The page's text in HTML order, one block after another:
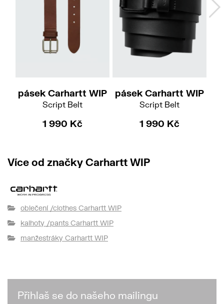
pásek Carhartt WIP
Script Belt
1 990 Kč
pásek Carhartt WIP
Script Belt
1 990 Kč
Více od značky Carhartt WIP
oblečení /clothes Carhartt WIP
kalhoty /pants Carhartt WIP
manžestráky Carhartt WIP
Přihlaš se do našeho mailingu